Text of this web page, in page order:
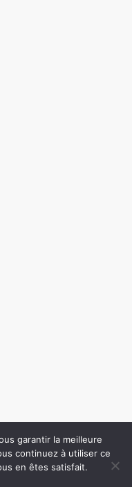
site internet Avignon :
de confidentialité
garantir la meilleure
continuez à utiliser ce
en êtes satisfait.